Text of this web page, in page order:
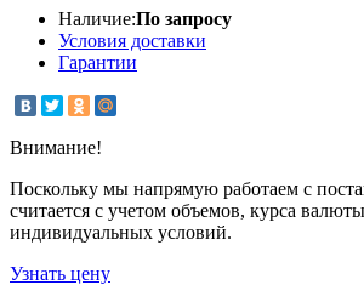
Наличие:По запросу
Условия доставки
Гарантии
Внимание!
Поскольку мы напрямую работаем с
считается с учетом объемов, курса
индивидуальных условий.
Узнать цену